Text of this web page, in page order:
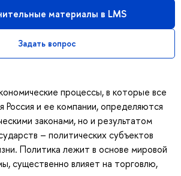
материалы в LMS
Задать вопрос
процессы, в которые все
Россия и ее компании, определяются
законами, но и результатом
– политических субъектов
Политика лежит в основе мировой
существенно влияет на торговлю,